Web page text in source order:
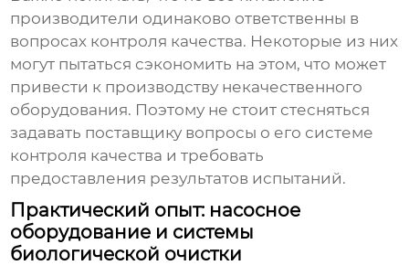
производители одинаково ответственны в
вопросах контроля качества. Некоторые из них
могут пытаться сэкономить на этом, что может
привести к производству некачественного
оборудования. Поэтому не стоит стесняться
задавать поставщику вопросы о его системе
контроля качества и требовать
предоставления результатов испытаний.
Практический опыт: насосное
оборудование и системы
биологической очистки